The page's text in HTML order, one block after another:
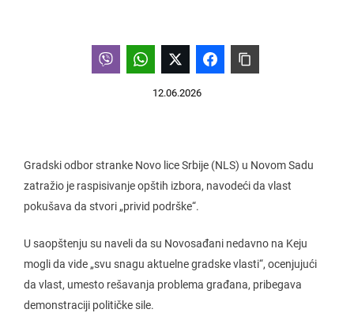
12.06.2026
Gradski odbor stranke Novo lice Srbije (NLS) u Novom Sadu
zatražio je raspisivanje opštih izbora, navodeći da vlast
pokušava da stvori „privid podrške“.
U saopštenju su naveli da su Novosađani nedavno na Keju
mogli da vide „svu snagu aktuelne gradske vlasti“, ocenjujući
da vlast, umesto rešavanja problema građana, pribegava
demonstraciji političke sile.